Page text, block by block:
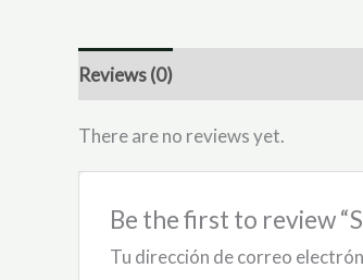
Reviews (0)
There are no reviews yet.
Be the first to review
Tu dirección de correo